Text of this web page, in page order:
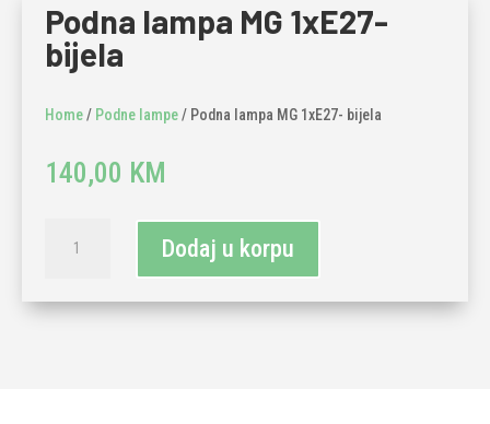
Podna lampa MG 1xE27-
bijela
Home/ Podne lampe/ Podna lampa MG 1xE27- bijela
140,00 KM
lampa
1xE27-
Dodaj u korpu